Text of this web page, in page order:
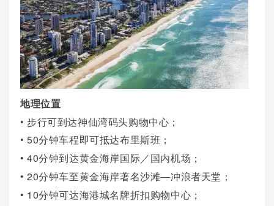
地理位置
• 步行可到达神仙湾码头购物中心；
• 50分钟车程即可抵达布里斯班；
• 40分钟到达黄金海岸国际／国内机场；
• 20分钟车至黄金海岸著名沙滩—冲浪者天堂；
• 10分钟可达海港城名牌折扣购物中心；